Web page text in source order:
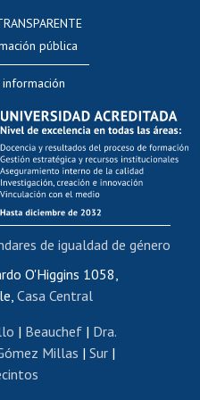
docente
al AUCAI
os
de capacitación
personal
interna
de renta
honorarios
blancas
os
pública
O'Higgins 1058,
Casa Central
| Beauchef| Dra.
Millas | Sur |
de igualdad de género